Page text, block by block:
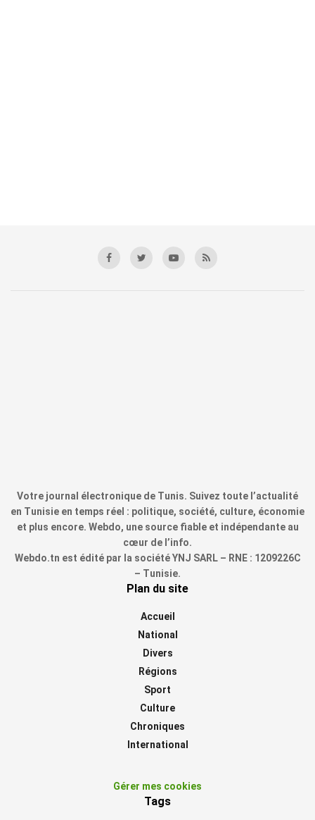
Votre journal électronique de Tunis. Suivez toute l’actualité
en Tunisie en temps réel : politique, société, culture, économie
et plus encore. Webdo, une source fiable et indépendante au
cœur de l’info.
Webdo.tn est édité par la société YNJ SARL – RNE : 1209226C
– Tunisie.
Plan du site
Accueil
National
Divers
Régions
Sport
Culture
Chroniques
International
Gérer mes cookies
Tags